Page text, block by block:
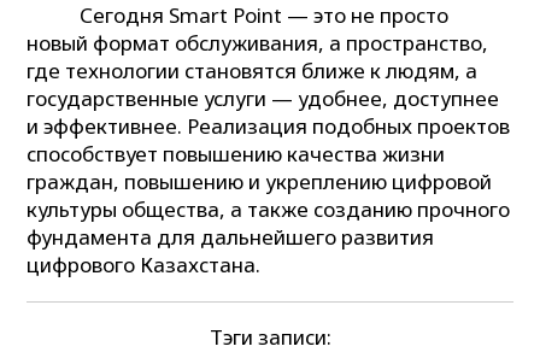
Сегодня Smart Point — это не просто
новый формат обслуживания, а пространство,
где технологии становятся ближе к людям, а
государственные услуги — удобнее, доступнее
и эффективнее. Реализация подобных проектов
способствует повышению качества жизни
граждан, повышению и укреплению цифровой
культуры общества, а также созданию прочного
фундамента для дальнейшего развития
цифрового Казахстана.
Тэги записи: